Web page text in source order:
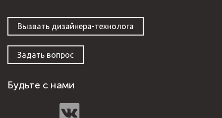
Вызвать дизайнера-технолога
Задать вопрос
Будьте с нами